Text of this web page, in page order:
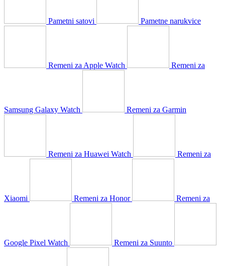
Pametni satovi Pametne narukvice
Remeni za Apple Watch Remeni za
Samsung Galaxy Watch Remeni za Garmin
Remeni za Huawei Watch Remeni za
Xiaomi Remeni za Honor Remeni za
Google Pixel Watch Remeni za Suunto